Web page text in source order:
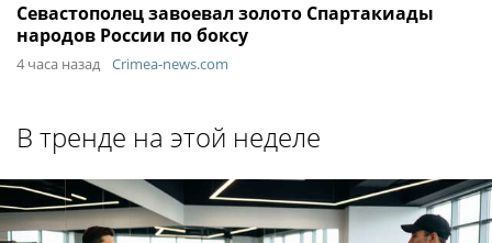
Севастополец завоевал золото Спартакиады
народов России по боксу
4 часа назад Crimea-news.com
В тренде на этой неделе